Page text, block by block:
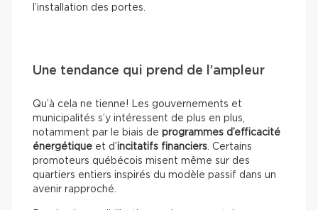
l’installation des portes.
Une tendance qui prend de l’ampleur
Qu’à cela ne tienne! Les gouvernements et
municipalités s’y intéressent de plus en plus,
notamment par le biais de programmes d’efficacité
énergétique et d’incitatifs financiers. Certains
promoteurs québécois misent même sur des
quartiers entiers inspirés du modèle passif dans un
avenir rapproché.